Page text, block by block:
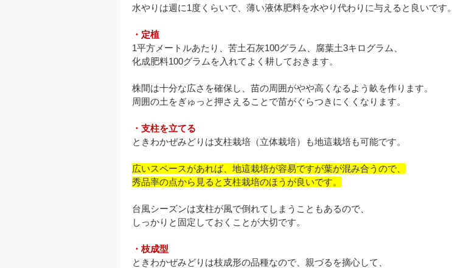
水やりは週に1度くらいで、薄い液体肥料を水やり代わりに与えると良いです。
・定植
1平方メートルあたり、苦土石灰100グラム、腐葉土3キログラム、
化成肥料100グラムを入れてよく耕しておきます。
株間は十分な広さを確保し、苗の周囲がやや高くなるよう畝を作ります。
周囲の土をぎゅっと押さえることで苗がぐらつきにくくなります。
・支柱を立てる
ときわかぜみどりは支柱栽培（立体栽培）も地這栽培も可能です。
広いスペースがあれば、地這栽培が容易ですが葉が混み合うので、
秀品率の点から見ると支柱栽培のほうが良いです。
台風シーズンは支柱が風で倒れてしまうこともあるので、
しっかりと固定しておくことが大切です。
・枝成型
ときわかぜみどりは枝成形の品種なので、親づるを摘心して、